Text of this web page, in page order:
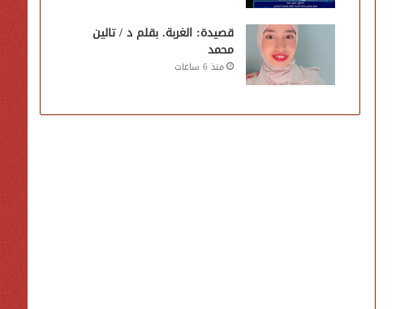
قصيدة: الغربة. بقلم د / تالين
محمد
منذ 6 ساعات